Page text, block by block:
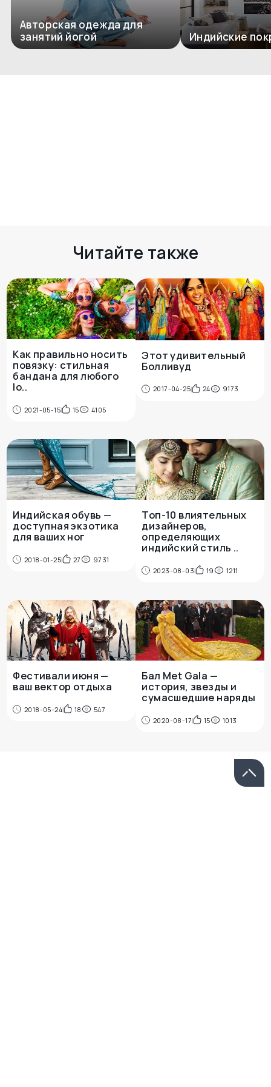
Авторская одежда для
занятий йогой
Индийские
Читайте также
Как правильно носить
повязку: стильная
бандана для любого
lo..
2021-05-15 15 4105
Этот удивительный
Болливуд
2017-04-25 24 9173
Индийская обувь —
доступная экзотика
для ваших ног
2018-01-25 27 9731
Топ-10 влиятельных
дизайнеров,
определяющих
индийский стиль ..
2023-08-03 19 1211
Фестивали июня —
ваш вектор отдыха
2018-05-24 18 547
Бал Met Gala —
история, звезды и
сумасшедшие наряды
2020-08-17 15 1013